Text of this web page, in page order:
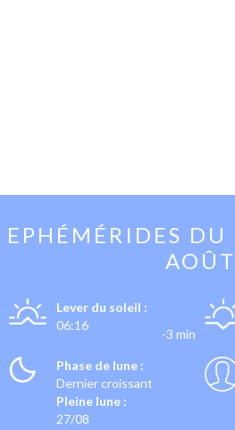
EPHÉMÉRIDES DU
AOÛT
Lever du soleil :
06:16
-3 min
Phase de lune :
Dernier croissant
Pleine lune :
27/08